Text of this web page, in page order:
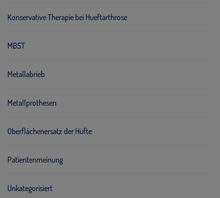
Konservative Therapie bei Hueftarthrose
MBST
Metallabrieb
Metallprothesen
Oberflächenersatz der Hüfte
Patientenmeinung
Unkategorisiert